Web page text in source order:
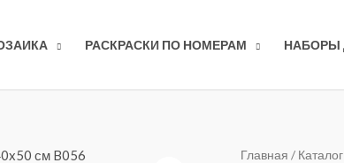
РАСКРАСКИ ПО НОМЕРАМ НАБОРЫ
Главная / Каталог
Количество